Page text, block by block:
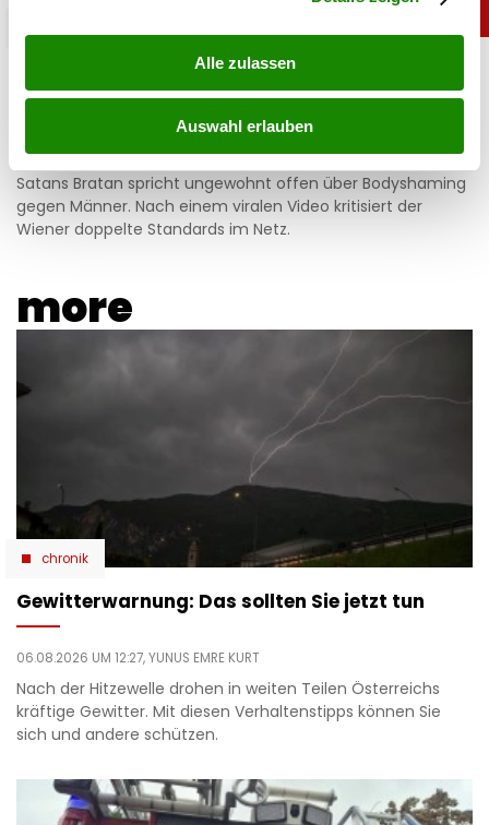
Alle zulassen
Auswahl erlauben
Satans Bratan platzt der Kragen: „Dann ist
man frauenfeindlich”
06.08.2026 UM 11:05,JOVANA BOROJEVIC
Satans Bratan spricht ungewohnt offen über Bodyshaming
gegen Männer. Nach einem viralen Video kritisiert der
Wiener doppelte Standards im Netz.
more
chronik
Gewitterwarnung: Das sollten Sie jetzt tun
06.08.2026 UM 12:27,YUNUS EMRE KURT
Nach der Hitzewelle drohen in weiten Teilen Österreichs
kräftige Gewitter. Mit diesen Verhaltenstipps können Sie
sich und andere schützen.